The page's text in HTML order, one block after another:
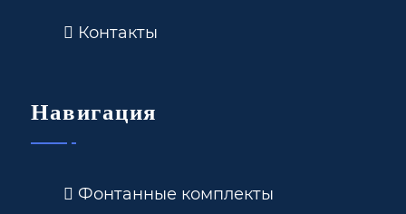
Контакты
Навигация
Фонтанные комплекты